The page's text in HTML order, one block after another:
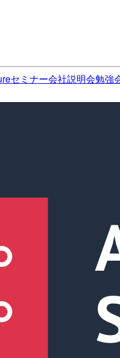
セミナー会社説明会勉強